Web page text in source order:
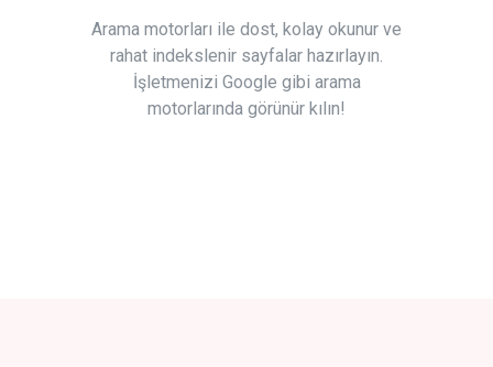
Arama motorları ile dost, kolay okunur ve
rahat indekslenir sayfalar hazırlayın.
İşletmenizi Google gibi arama
motorlarında görünür kılın!